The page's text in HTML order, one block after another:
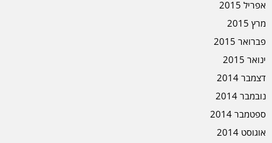
אפריל 2015
מרץ 2015
פברואר 2015
ינואר 2015
דצמבר 2014
נובמבר 2014
ספטמבר 2014
אוגוסט 2014